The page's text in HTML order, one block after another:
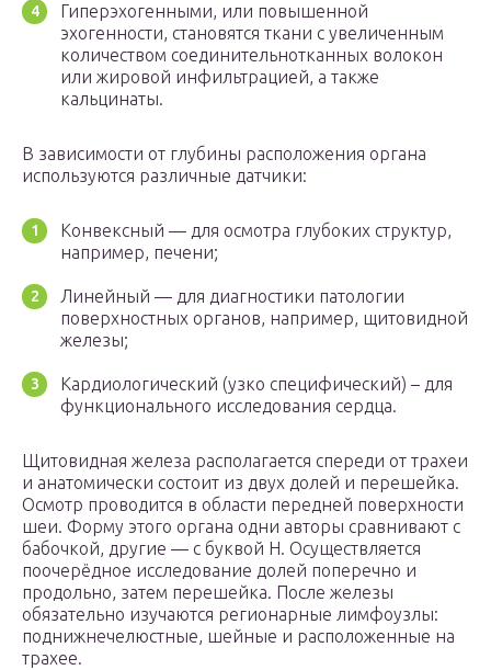
Гиперэхогенными, или повышенной
эхогенности, становятся ткани с увеличенным
количеством соединительнотканных волокон
или жировой инфильтрацией, а также
кальцинаты.
В зависимости от глубины расположения органа
используются различные датчики:
Конвексный — для осмотра глубоких структур,
например, печени;
Линейный — для диагностики патологии
поверхностных органов, например, щитовидной
железы;
Кардиологический (узко специфический) – для
функционального исследования сердца.
Щитовидная железа располагается спереди от трахеи
и анатомически состоит из двух долей и перешейка.
Осмотр проводится в области передней поверхности
шеи. Форму этого органа одни авторы сравнивают с
бабочкой, другие — с буквой Н. Осуществляется
поочерёдное исследование долей поперечно и
продольно, затем перешейка. После железы
обязательно изучаются регионарные лимфоузлы:
поднижнечелюстные, шейные и расположенные на
трахее.